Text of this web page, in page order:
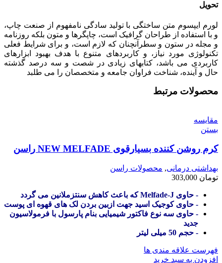
تحویل
لورم ایپسوم متن ساختگی با تولید سادگی نامفهوم از صنعت چاپ،
و با استفاده از طراحان گرافیک است، چاپگرها و متون بلکه روزنامه
و مجله در ستون و سطرآنچنان که لازم است، و برای شرایط فعلی
تکنولوژی مورد نیاز، و کاربردهای متنوع با هدف بهبود ابزارهای
کاربردی می باشد، کتابهای زیادی در شصت و سه درصد گذشته
حال و آینده، شناخت فراوان جامعه و متخصصان را می طلبد
محصولات مرتبط
مقایسه
بستن
کرم روشن کننده بسیارقوی NEW MELFADE راسن
بهداشتی درمانی, محصولات راسن
تومان
- حاوی Melfade-J که باعث کاهش سنتزملانین می گردد
- حاوی کوجیک اسید جهت ازبین بردن لک های قهوه ای پوست
- حاوی سه نوع فاکتور شیمیایی بنام پارسول با فرمولاسیون
جدید
- حجم 50 میلی لیتر
فهرست علاقه مندی ها
افزودن به سبد خرید